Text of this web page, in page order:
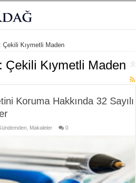
Çekili Kıymetli Maden
Çekili Kıymetli Maden
Koruma Hakkında 32 Sayılı
Makaleler 0